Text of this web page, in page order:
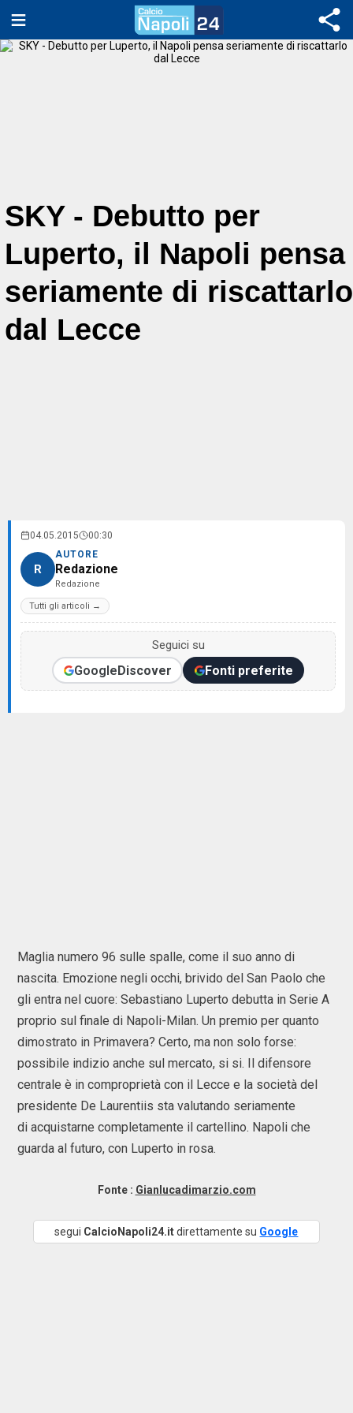
SKY - Debutto per
Luperto, il Napoli pensa
seriamente di riscattarlo
dal Lecce
04.05.2015 00:30
R
AUTORE
Redazione
Redazione
Tutti gli articoli →
Seguici su
GoogleDiscover Fonti preferite
Maglia numero 96 sulle spalle, come il suo anno di
nascita. Emozione negli occhi, brivido del San Paolo che
gli entra nel cuore: Sebastiano Luperto debutta in Serie A
proprio sul finale di Napoli-Milan. Un premio per quanto
dimostrato in Primavera? Certo, ma non solo forse:
possibile indizio anche sul mercato, si si. Il difensore
centrale è in comproprietà con il Lecce e la società del
presidente De Laurentiis sta valutando seriamente
di acquistarne completamente il cartellino. Napoli che
guarda al futuro, con Luperto in rosa.
Fonte : Gianlucadimarzio.com
segui CalcioNapoli24.itdirettamente su Google